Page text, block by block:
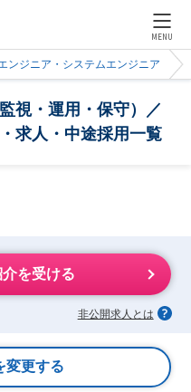
MENU
ンジニア・システムエンジニア
視・運用・保守）／
求人・中途採用一覧
を受ける
非公開求人とは
変更する